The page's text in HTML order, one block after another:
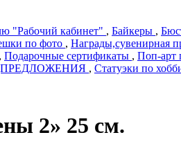
"Рабочий кабинет" , Байкеры ,
по фото , Награды,сувенирная
, Подарочные сертификаты , Поп-арт
, Статуэки по
2» 25 см.